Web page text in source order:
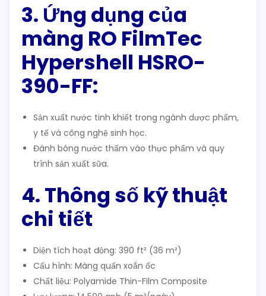
3. Ứng dụng của
màng RO FilmTec
Hypershell HSRO-
390-FF:
Sản xuất nước tinh khiết trong ngành dược phẩm,
y tế và công nghệ sinh học.
Đánh bóng nước thấm vào thực phẩm và quy
trình sản xuất sữa.
4. Thông số kỹ thuật
chi tiết
Diện tích hoạt động: 390 ft² (36 m²)
Cấu hình: Màng quấn xoắn ốc
Chất liệu: Polyamide Thin-Film Composite